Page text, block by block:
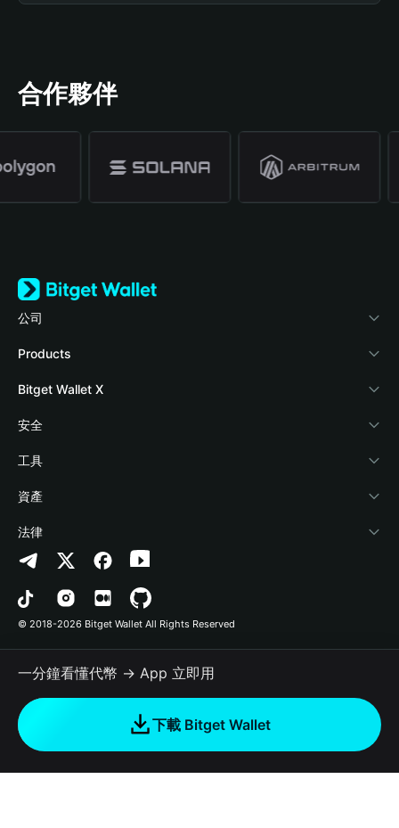
合作夥伴
公司
關於 Bitget Wallet
部落格
學院
加密資訊
幫助中心
‌聯繫我們
品牌資源
工作機會
Products
Crypto Card
Stablecoin Earn
Payfi Crypto
Crypto Swap API
Altcoin Season Index
Prediction Markets
DApp
RWA
如何購買加密貨幣
Bitget Wallet X
開發者文件
連接錢包
Bitget Wallet Pay
合作上架
安全
風險保障基金
安全防護技術
工具
快捷買幣
授權檢測
合約檢測
批次轉帳
資產
Arbitrum
Avalanche
Bitcoin
Polygon
法律
隱私協議
用戶使用協議
© 2018-2026 Bitget Wallet All Rights Reserved
一分鐘看懂代幣 → App 立即用
下載 Bitget Wallet